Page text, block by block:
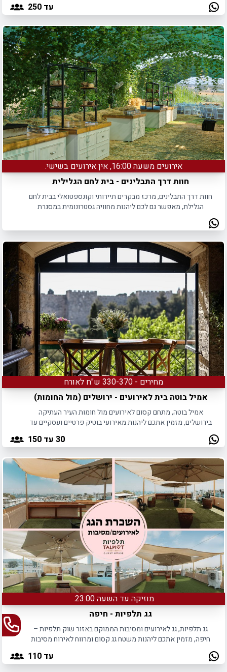
עד 250
אירועים משעה 16:00, אין אירועים בשישי.
חוות דרך התבלינים - בית לחם הגלילית
חוות דרך התבלינים, מרכז מבקרים תיירותי וקונספטואלי בבית לחם
הגלילת, מאפשר גם לכם ליהנות מחוויה גסטרונומית במסגרת
מחירים - 330-370 ש"ח לאורח
אמיל בוטה בית לאירועים - ירושלים (מול החומות)
אמיל בוטה, מתחם קסום לאירועים מול חומות העיר העתיקה
בירושלים, מזמין אתכם ליהנות מאירועי בוטיק פרטיים ועסקיים עד
30 עד 150
מוזיקה עד השעה 23:00.
גג תלפיות - חיפה
גג תלפיות, גג לאירועים ומסיבות הממוקם באזור שוק תלפיות –
חיפה, מזמין אתכם ליהנות משטח גג קסום ומרווח לאירוח מסיבות
עד 110